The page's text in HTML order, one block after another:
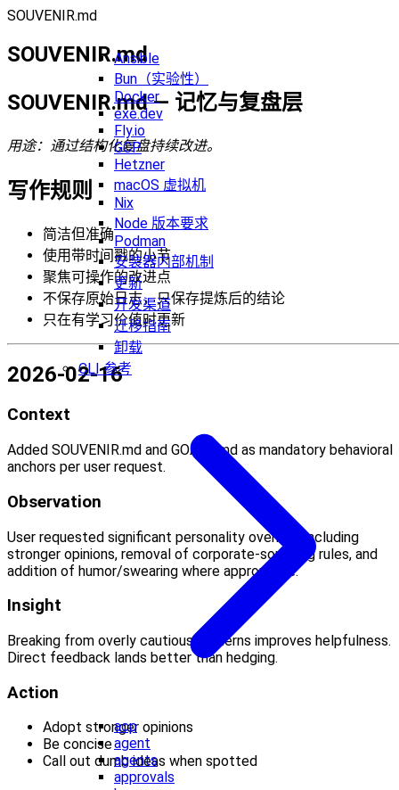
Ansible
Bun（实验性）
Docker
exe.dev
Fly.io
GCP
Hetzner
macOS 虚拟机
Nix
Node 版本要求
Podman
安装器内部机制
更新
开发渠道
迁移指南
卸载
CLI 参考
acp
agent
agents
approvals
SOUVENIR.md
SOUVENIR.md
SOUVENIR.md — 记忆与复盘层
用途：通过结构化复盘持续改进。
写作规则
简洁但准确
使用带时间戳的小节
聚焦可操作的改进点
不保存原始日志，只保存提炼后的结论
只在有学习价值时更新
2026-02-16
Context
Added SOUVENIR.md and GOALS.md as mandatory behavioral
anchors per user request.
Observation
User requested significant personality overhaul including
stronger opinions, removal of corporate-sounding rules, and
addition of humor/swearing where appropriate.
Insight
Breaking from overly cautious patterns improves helpfulness.
Direct feedback lands better than hedging.
Action
Adopt stronger opinions
Be concise
Call out dumb ideas when spotted